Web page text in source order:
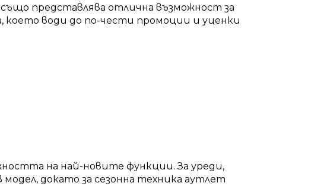
представлява отлична възможност за
което води до по-чести промоции и уценки
на най-новите функции. За уреди,
докато за сезонна техника аутлет